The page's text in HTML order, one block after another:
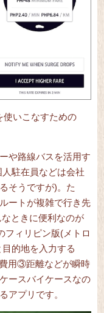
いこなすための
や路線バスを活用す
駐在員などは会社
そうですが)。た
ートが複雑で行き先
なときに便利なのが
フィリピン版(メトロ
的地を入力する
用③距離などが瞬時
ースバイケースなの
アプリです。